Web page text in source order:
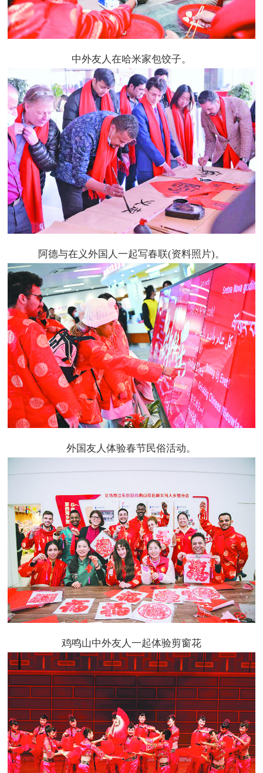
中外友人在哈米家包饺子。
阿德与在义外国人一起写春联(资料照片)。
外国友人体验春节民俗活动。
鸡鸣山中外友人一起体验剪窗花